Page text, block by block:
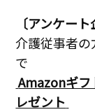
〔アンケート
介護従事者
で
Amazonギフ
レゼント